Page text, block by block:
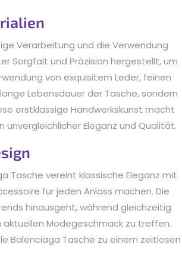
Verarbeitung und die Verwendung
Sorgfalt und Präzision hergestellt, um
von exquisitem Leder, feinen
Lebensdauer der Tasche, sondern
erstklassige Handwerkskunst macht
Eleganz und Qualität.
Tasche vereint klassische Eleganz mit
für jeden Anlass machen. Die
hinausgeht, während gleichzeitig
Modegeschmack zu treffen.
Balenciaga Tasche zu einem zeitlosen